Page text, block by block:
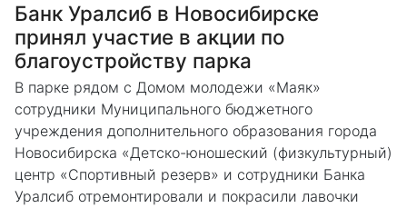
Банк Уралсиб в Новосибирске
принял участие в акции по
благоустройству парка
В парке рядом с Домом молодежи «Маяк»
сотрудники Муниципального бюджетного
учреждения дополнительного образования города
Новосибирска «Детско-юношеский (физкультурный)
центр «Спортивный резерв» и сотрудники Банка
Уралсиб отремонтировали и покрасили лавочки